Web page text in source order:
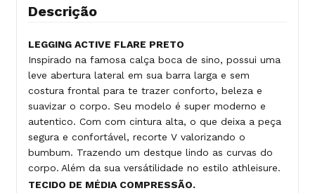
Descrição
LEGGING ACTIVE FLARE PRETO
Inspirado na famosa calça boca de sino, possui uma
leve abertura lateral em sua barra larga e sem
costura frontal para te trazer conforto, beleza e
suavizar o corpo. Seu modelo é super moderno e
autentico. Com com cintura alta, o que deixa a peça
segura e confortável, recorte V valorizando o
bumbum. Trazendo um destque lindo as curvas do
corpo. Além da sua versátilidade no estilo athleisure.
TECIDO DE MÉDIA COMPRESSÃO.